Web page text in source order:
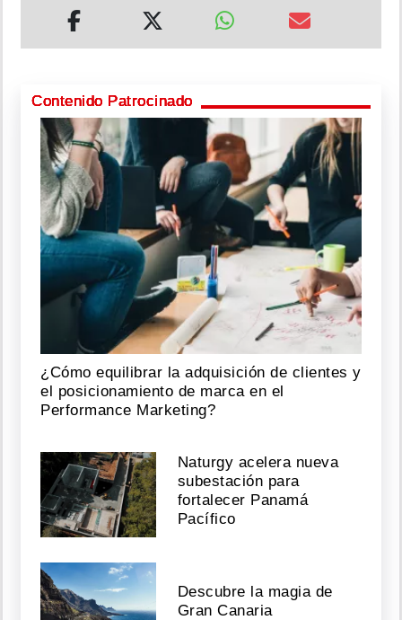
Contenido Patrocinado
¿Cómo equilibrar la adquisición de clientes y
el posicionamiento de marca en el
Performance Marketing?
Naturgy acelera nueva
subestación para
fortalecer Panamá
Pacífico
Descubre la magia de
Gran Canaria